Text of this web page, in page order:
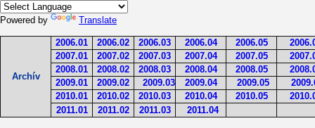
Powered by Translate
Archív
2006.01 2006.02 2006.03 2006.04 2006.05
2007.01
2007.02 2007.03 2007.04 2007.05
2008.01
2008.02 2008.03 2008.04 2008.05
2009.01
2009.02 2009.03 2009.04 2009.05
2010.01
2010.02 2010.03 2010.04 2010.05
2011.01
2011.02 2011.03 2011.04